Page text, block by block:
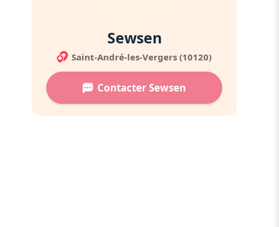
Sewsen
Saint-André-les-Vergers (10120)
Contacter Sewsen